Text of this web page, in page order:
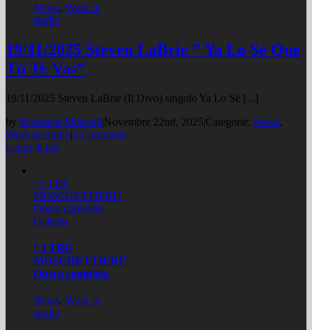
News, Work in
studio
19/11/2025 Steven LaBrie ” Ya Lo Sè Que
Tù Te Vas”
19/11/2025 Steven LaBrie (Il Divo) singolo Ya Lo Sè [...]
by Parametri Musicali|Novembre 22nd, 2025|Categorie: News,
Work in studio|0 Commenti
Leggi di più
” I TRE
MOSCHETTIERI”
Opera completa
Galleria
” I TRE
MOSCHETTIERI”
Opera completa
News, Work in
studio